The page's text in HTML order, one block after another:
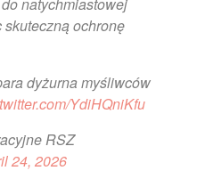
ochronę
dyżurna myśliwców
YdiHQniKfu
RSZ
24, 2026